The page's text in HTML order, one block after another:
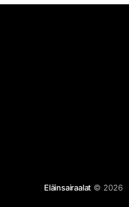
makaamaan
Eläinsairaalat © 2026